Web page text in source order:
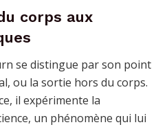
corps aux
se distingue par son point
ou la sortie hors du corps.
il expérimente la
un phénomène qui lui